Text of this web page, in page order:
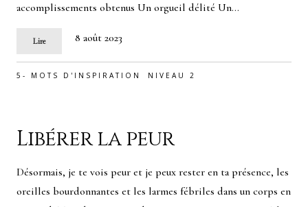
accomplissements obtenus Un orgueil délité Un…
Lire 8 août 2023
5- MOTS D'INSPIRATION NIVEAU 2
Libérer la peur
Désormais, je te vois peur et je peux rester en ta présence, les
oreilles bourdonnantes et les larmes fébriles dans un corps en